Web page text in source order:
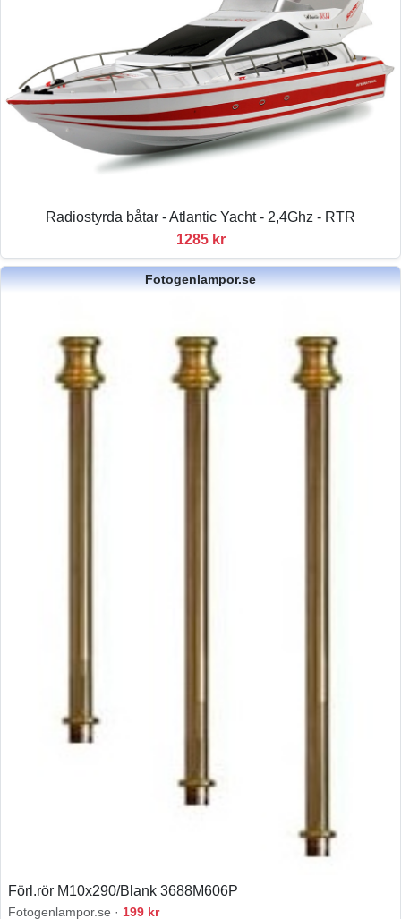
Radiostyrda båtar - Atlantic Yacht - 2,4Ghz - RTR
1285 kr
Fotogenlampor.se
Förl.rör M10x290/Blank 3688M606P
Fotogenlampor.se · 199 kr